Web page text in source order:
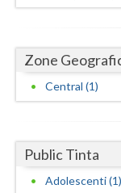
Olt
Prahova
Satu-Mare
Sibiu
Zone
Central (1)
Public Tinta
Adolescenti (1)